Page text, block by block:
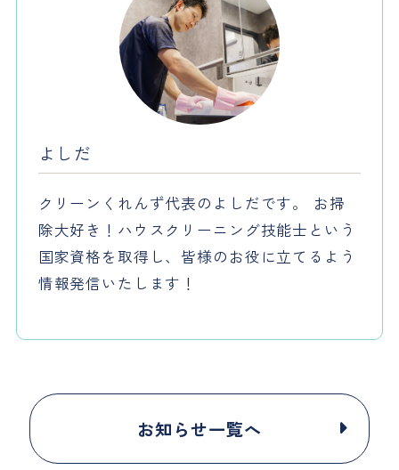
よしだ
クリーンくれんず代表のよしだです。 お掃
除大好き！ハウスクリーニング技能士という
国家資格を取得し、皆様のお役に立てるよう
情報発信いたします！
お知らせ一覧へ